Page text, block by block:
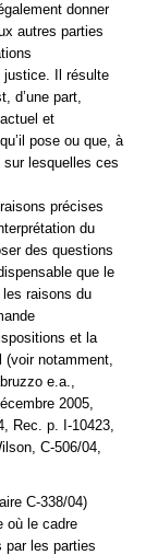
donner
autres parties
justice. Il résulte
d’une part,
et
pose ou que, à
lesquelles ces
précises
du
des questions
que le
les raisons du
et la
(voir notamment,
e.a.,
2005,
Rec. p. I‑10423,
C‑506/04,
C‑338/04)
où le cadre
par les parties